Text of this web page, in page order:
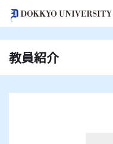
教員紹介